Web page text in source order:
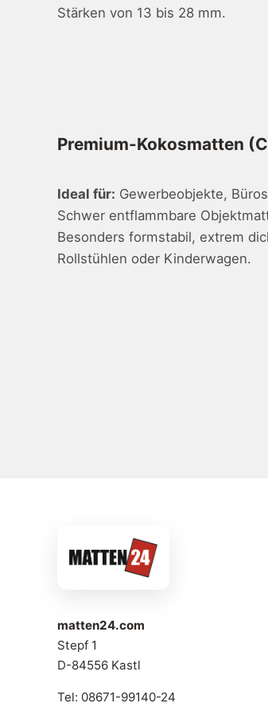
Stärken von 13 bis 28 mm.
Premium-Kokosmatten
Ideal für: Gewerbeobjekte,
Schwer entflammbare
Besonders formstabil, extrem
Rollstühlen oder Kinderwagen.
matten24.com
Stepf 1
D-84556 Kastl
Tel: 08671-99140-24